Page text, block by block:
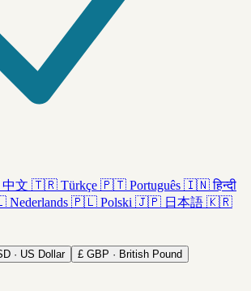
中文 🇹🇷 Türkçe 🇵🇹 Português 🇮🇳 हिन्दी
Nederlands 🇵🇱 Polski 🇯🇵 日本語 🇰🇷
· US Dollar £ GBP · British Pound